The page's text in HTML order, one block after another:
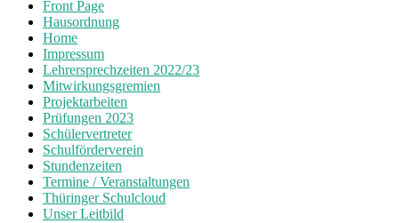
Front Page
Hausordnung
Home
Impressum
Lehrersprechzeiten 2022/23
Mitwirkungsgremien
Projektarbeiten
Prüfungen 2023
Schülervertreter
Schulförderverein
Stundenzeiten
Termine / Veranstaltungen
Thüringer Schulcloud
Unser Leitbild